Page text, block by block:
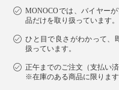
MONOCOでは、バイヤー
品だけを取り扱っています。
ひと目で良さがわかって、
扱っています。
正午までのご注文（支払い
※在庫のある商品に限ります